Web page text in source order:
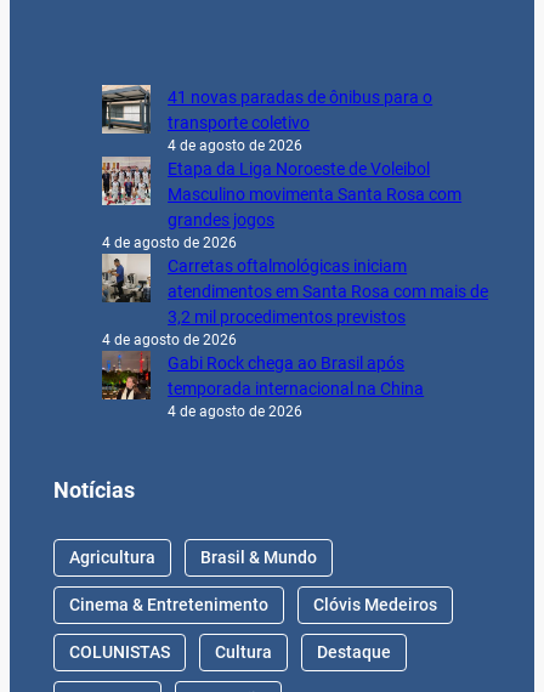
41 novas paradas de ônibus para o
transporte coletivo
4 de agosto de 2026
Etapa da Liga Noroeste de Voleibol
Masculino movimenta Santa Rosa com
grandes jogos
4 de agosto de 2026
Carretas oftalmológicas iniciam
atendimentos em Santa Rosa com mais de
3,2 mil procedimentos previstos
4 de agosto de 2026
Gabi Rock chega ao Brasil após
temporada internacional na China
4 de agosto de 2026
Notícias
Agricultura Brasil & Mundo
Cinema & Entretenimento Clóvis Medeiros
COLUNISTAS Cultura Destaque